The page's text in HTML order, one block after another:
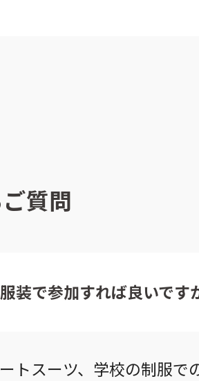
質問
装で参加すれば良いです
トスーツ、学校の制服で